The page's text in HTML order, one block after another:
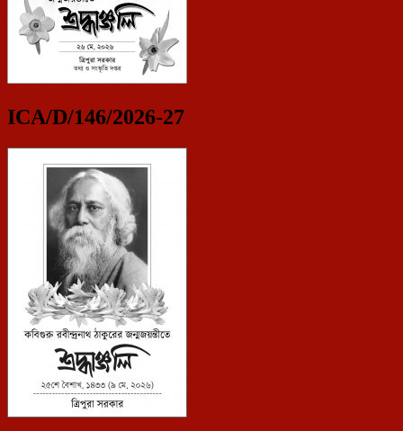
ICA/D/146/2026-27